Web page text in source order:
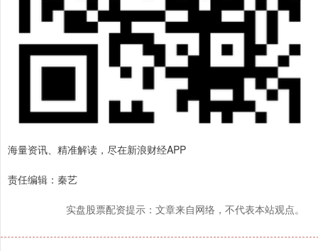
海量资讯、精准解读，尽在新浪财经APP
责任编辑：秦艺
实盘股票配资提示：文章来自网络，不代表本站观点。